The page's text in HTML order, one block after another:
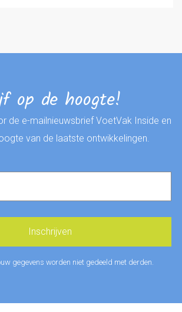
op de hoogte!
de e-mailnieuwsbrief VoetVak Inside en
van de laatste ontwikkelingen.
gegevens worden niet gedeeld met derden.